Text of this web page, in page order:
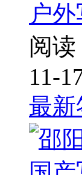
户外
阅读
11-
最新